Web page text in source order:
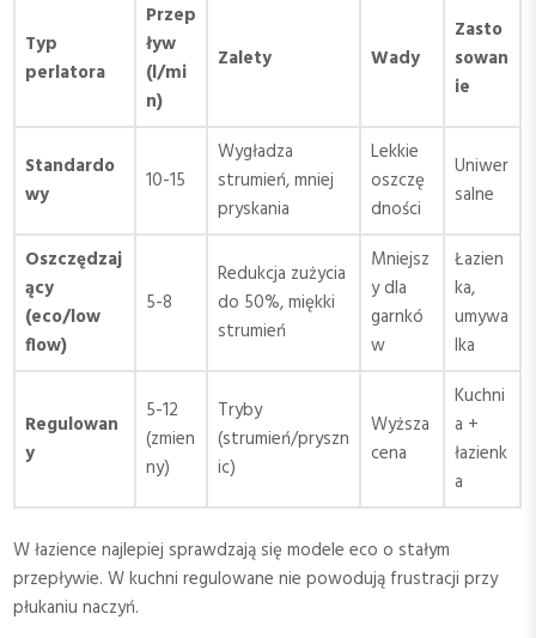
Typ
perlatora
Przep
ływ
(l/mi
n)
Zalety Wady
Zasto
sowan
ie
Standardo
wy
10-15
Wygładza
strumień, mniej
pryskania
Lekkie
oszczę
dności
Uniwer
salne
Oszczędzaj
ący
(eco/low
flow)
5-8
Redukcja zużycia
do 50%, miękki
strumień
Mniejsz
y dla
garnkó
w
Łazien
ka,
umywa
lka
Regulowan
y
5-12
(zmien
ny)
Tryby
(strumień/pryszn
ic)
Wyższa
cena
Kuchni
a +
łazienk
a
W łazience najlepiej sprawdzają się modele eco o stałym
przepływie. W kuchni regulowane nie powodują frustracji przy
płukaniu naczyń.